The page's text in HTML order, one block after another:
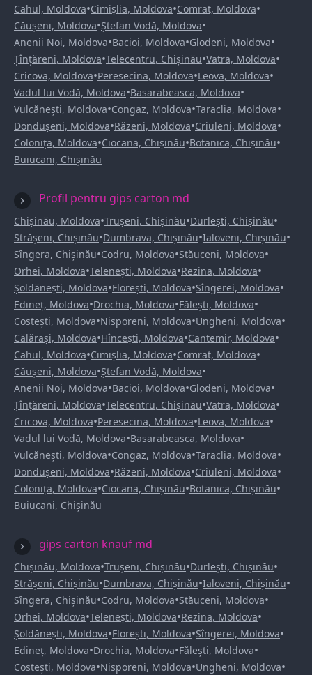
Cahul, Moldova•Cimișlia, Moldova•Comrat, Moldova•
Căușeni, Moldova•Ștefan Vodă, Moldova•
Anenii Noi, Moldova•Bacioi, Moldova•Glodeni, Moldova•
Țînțăreni, Moldova•Telecentru, Chișinău•Vatra, Moldova•
Cricova, Moldova•Peresecina, Moldova•Leova, Moldova•
Vadul lui Vodă, Moldova•Basarabeasca, Moldova•
Vulcănești, Moldova•Congaz, Moldova•Taraclia, Moldova•
Dondușeni, Moldova•Răzeni, Moldova•Criuleni, Moldova•
Colonița, Moldova•Ciocana, Chișinău•Botanica, Chișinău•
Buiucani, Chișinău
Profil pentru gips carton md
Chișinău, Moldova•Trușeni, Chișinău•Durlești, Chișinău•
Strășeni, Chișinău•Dumbrava, Chișinău•Ialoveni, Chișinău•
Sîngera, Chișinău•Codru, Moldova•Stăuceni, Moldova•
Orhei, Moldova•Telenești, Moldova•Rezina, Moldova•
Șoldănești, Moldova•Florești, Moldova•Sîngerei, Moldova•
Edineț, Moldova•Drochia, Moldova•Fălești, Moldova•
Costești, Moldova•Nisporeni, Moldova•Ungheni, Moldova•
Călărași, Moldova•Hîncești, Moldova•Cantemir, Moldova•
Cahul, Moldova•Cimișlia, Moldova•Comrat, Moldova•
Căușeni, Moldova•Ștefan Vodă, Moldova•
Anenii Noi, Moldova•Bacioi, Moldova•Glodeni, Moldova•
Țînțăreni, Moldova•Telecentru, Chișinău•Vatra, Moldova•
Cricova, Moldova•Peresecina, Moldova•Leova, Moldova•
Vadul lui Vodă, Moldova•Basarabeasca, Moldova•
Vulcănești, Moldova•Congaz, Moldova•Taraclia, Moldova•
Dondușeni, Moldova•Răzeni, Moldova•Criuleni, Moldova•
Colonița, Moldova•Ciocana, Chișinău•Botanica, Chișinău•
Buiucani, Chișinău
gips carton knauf md
Chișinău, Moldova•Trușeni, Chișinău•Durlești, Chișinău•
Strășeni, Chișinău•Dumbrava, Chișinău•Ialoveni, Chișinău•
Sîngera, Chișinău•Codru, Moldova•Stăuceni, Moldova•
Orhei, Moldova•Telenești, Moldova•Rezina, Moldova•
Șoldănești, Moldova•Florești, Moldova•Sîngerei, Moldova•
Edineț, Moldova•Drochia, Moldova•Fălești, Moldova•
Costești, Moldova•Nisporeni, Moldova•Ungheni, Moldova•